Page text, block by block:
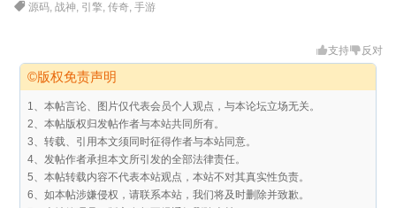
源码,战神, 引擎,传奇,手游
支持 反对
©版权免责声明
1、本帖言论、图片仅代表会员个人观点，与本论坛立场无关。
2、本帖版权归发帖作者与本站共同所有。
3、转载、引用本文须同时征得作者与本站同意。
4、发帖作者承担本文所引发的全部法律责任。
5、本帖转载内容不代表本站观点，本站不对其真实性负责。
6、如本帖涉嫌侵权，请联系本站，我们将及时删除并致歉。